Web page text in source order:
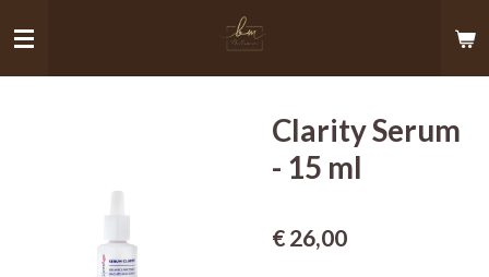
direct
naar
Clarity Serum
- 15 ml
€ 26,00